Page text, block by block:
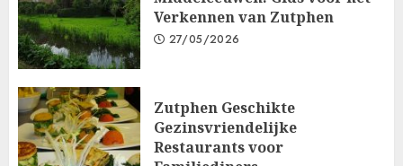
Verkennen van Zutphen
27/05/2026
Zutphen Geschikte
Gezinsvriendelijke
Restaurants voor